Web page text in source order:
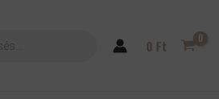
0 Ft